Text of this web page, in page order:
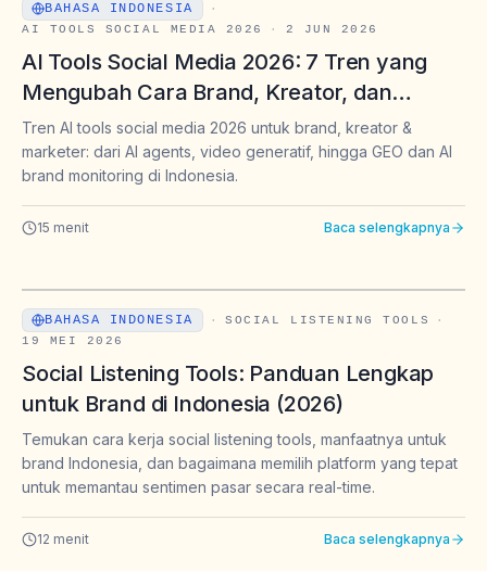
BAHASA INDONESIA
·
AI TOOLS SOCIAL MEDIA 2026
· 2 JUN 2026
AI Tools Social Media 2026: 7 Tren yang
Mengubah Cara Brand, Kreator, dan
Marketer Bekerja
Tren AI tools social media 2026 untuk brand, kreator &
marketer: dari AI agents, video generatif, hingga GEO dan AI
brand monitoring di Indonesia.
15 menit Baca selengkapnya
BAHASA INDONESIA · SOCIAL LISTENING TOOLS
·
19 MEI 2026
Social Listening Tools: Panduan Lengkap
untuk Brand di Indonesia (2026)
Temukan cara kerja social listening tools, manfaatnya untuk
brand Indonesia, dan bagaimana memilih platform yang tepat
untuk memantau sentimen pasar secara real-time.
12 menit Baca selengkapnya